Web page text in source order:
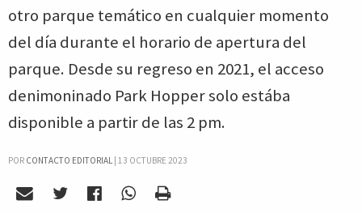
otro parque temático en cualquier momento
del día durante el horario de apertura del
parque. Desde su regreso en 2021, el acceso
denimoninado Park Hopper solo estába
disponible a partir de las 2 pm.
POR CONTACTO EDITORIAL| 13 OCTUBRE 2023